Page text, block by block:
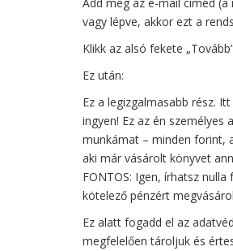
vagy lépve, akkor ezt a
Klikk az alsó fekete
Ez után:
Ez a legizgalmasabb rész.
ingyen! Ez az én
munkámat – minden forint,
aki már vásárolt könyvet
FONTOS: Igen, írhatsz
kötelező pénzért
Ez alatt fogadd el az
megfelelően tároljuk és